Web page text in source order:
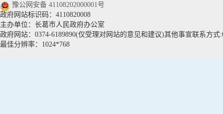
豫公网安备 41108202000001号
政府网站标识码：4110820008
主办单位：长葛市人民政府办公室
政府网站：0374-6189890(仅受理对网站的意见和建议)其他事宣联系方式
最佳分辨率：1024*768